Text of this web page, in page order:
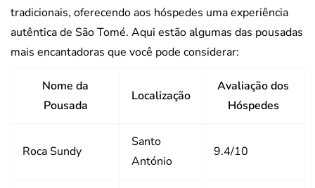
tradicionais, oferecendo aos hóspedes uma experiência
autêntica de São Tomé. Aqui estão algumas das pousadas
mais encantadoras que você pode considerar:
Nome da
Pousada
Localização
Avaliação dos
Hóspedes
Roca Sundy
Santo
António
9.4/10